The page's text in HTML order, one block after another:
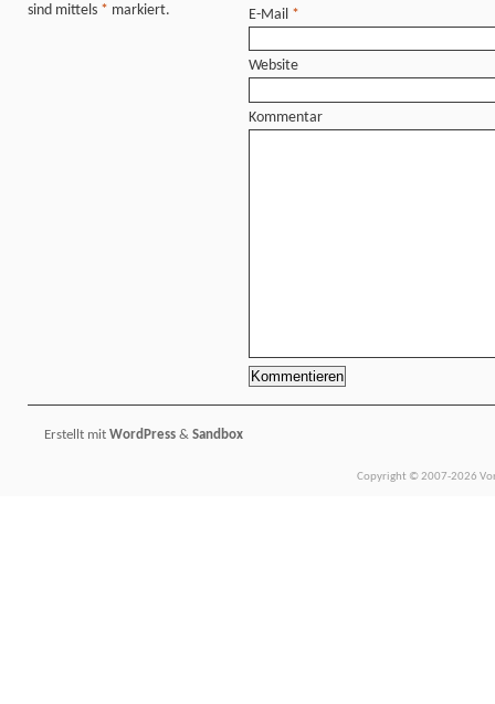
sind mittels * markiert. E-Mail *
Website
Kommentar
Erstellt mit WordPress & Sandbox
Copyright © 2007-2026